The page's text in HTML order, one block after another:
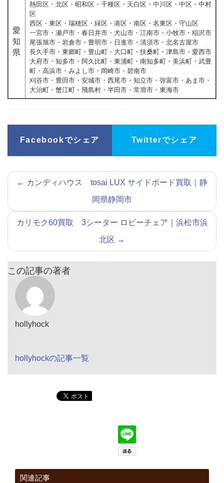
愛
知
県
熱田区・北区・昭和区・千種区・天白区・中川区・中区・中村
区
西区・東区・瑞穂区・緑区・港区・南区・名東区・守山区
一宮市・瀬戸市・春日井市・犬山市・江南市・小牧市・稲沢市
尾張旭市・岩倉市・豊明市・日進市・清須市・北名古屋市
長久手市・東郷町・豊山町・大口町・扶桑町・津島市・愛西市
大府市・知多市・阿久比町・東浦町・南知多町・美浜町・武豊
町・高浜市・みよし市・岡崎市・碧南市
刈谷市・豊田市・安城市・西尾市・知立市・弥富市・あま市・
大治町・蟹江町・飛島村・半田市・常滑市・東海市
Facebookでシェア Twitterでシェア
← カンディハウス tosai LUX サイドボード買取｜静
岡県静岡市
カリモク60買取 3シーター ロビーチェア｜浜松市浜
北区 →
この記事の著者
hollyhock
hollyhockの記事一覧
関連記事